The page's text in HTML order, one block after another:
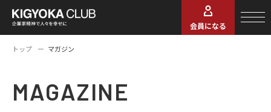
会員になる
トップ マガジン
MAGAZINE